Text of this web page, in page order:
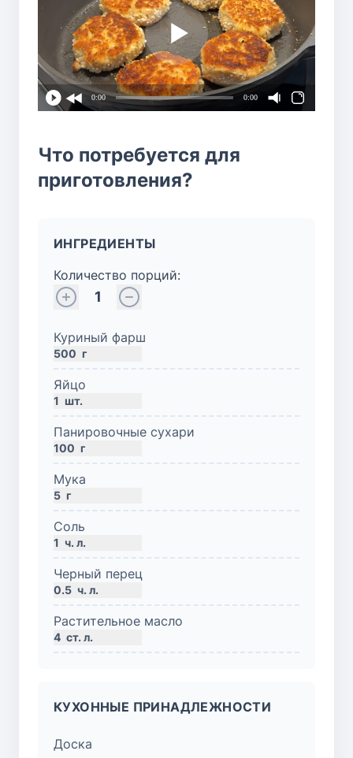
0:00 0:00
Что потребуется для
приготовления?
ИНГРЕДИЕНТЫ
Количество порций:
1
Куриный фарш
500 г
Яйцо
1 шт.
Панировочные сухари
100 г
Мука
5 г
Соль
1 ч. л.
Черный перец
0.5 ч. л.
Растительное масло
4 ст. л.
КУХОННЫЕ ПРИНАДЛЕЖНОСТИ
Доска